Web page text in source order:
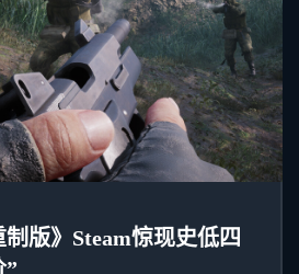
制版》Steam惊现史低四
”